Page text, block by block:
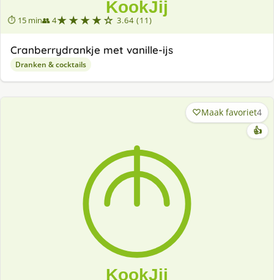
⏱ 15 min👥 4★★★★☆ 3.64 (11)
Cranberrydrankje met vanille-ijs
Dranken & cocktails
Maak favoriet4
👍